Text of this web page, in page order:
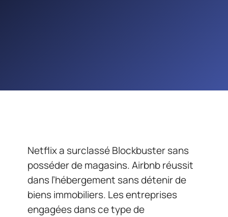
Netflix a surclassé Blockbuster sans
posséder de magasins. Airbnb réussit
dans l’hébergement sans détenir de
biens immobiliers. Les entreprises
engagées dans ce type de